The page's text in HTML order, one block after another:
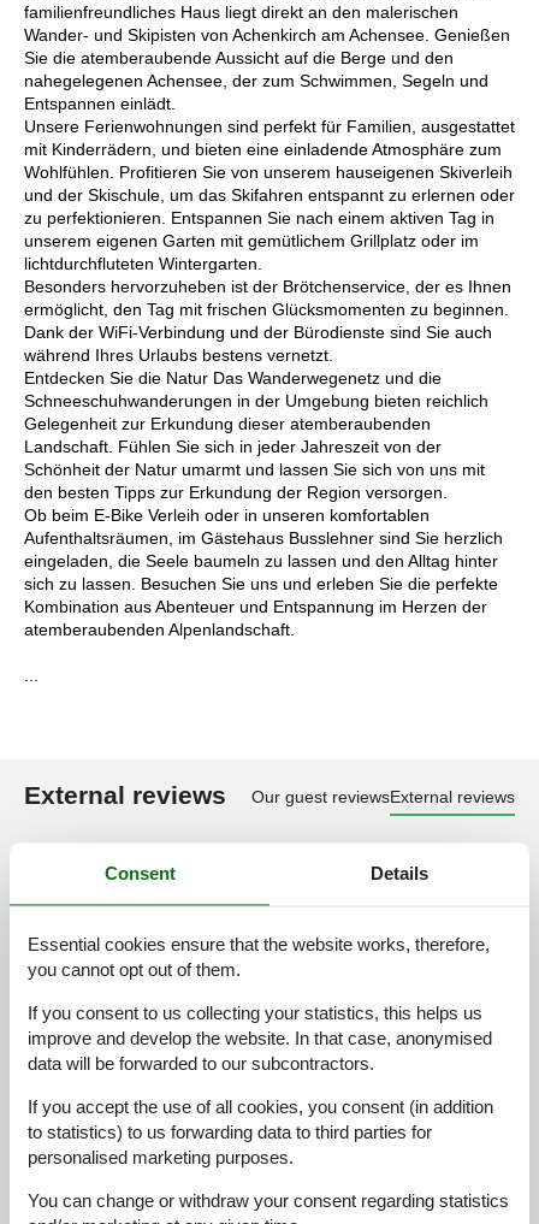
familienfreundliches Haus liegt direkt an den malerischen
Wander- und Skipisten von Achenkirch am Achensee. Genießen
Sie die atemberaubende Aussicht auf die Berge und den
nahegelegenen Achensee, der zum Schwimmen, Segeln und
Entspannen einlädt.
Unsere Ferienwohnungen sind perfekt für Familien, ausgestattet
mit Kinderrädern, und bieten eine einladende Atmosphäre zum
Wohlfühlen. Profitieren Sie von unserem hauseigenen Skiverleih
und der Skischule, um das Skifahren entspannt zu erlernen oder
zu perfektionieren. Entspannen Sie nach einem aktiven Tag in
unserem eigenen Garten mit gemütlichem Grillplatz oder im
lichtdurchfluteten Wintergarten.
Besonders hervorzuheben ist der Brötchenservice, der es Ihnen
ermöglicht, den Tag mit frischen Glücksmomenten zu beginnen.
Dank der WiFi-Verbindung und der Bürodienste sind Sie auch
während Ihres Urlaubs bestens vernetzt.
Entdecken Sie die Natur Das Wanderwegenetz und die
Schneeschuhwanderungen in der Umgebung bieten reichlich
Gelegenheit zur Erkundung dieser atemberaubenden
Landschaft. Fühlen Sie sich in jeder Jahreszeit von der
Schönheit der Natur umarmt und lassen Sie sich von uns mit
den besten Tipps zur Erkundung der Region versorgen.
Ob beim E-Bike Verleih oder in unseren komfortablen
Aufenthaltsräumen, im Gästehaus Busslehner sind Sie herzlich
eingeladen, die Seele baumeln zu lassen und den Alltag hinter
sich zu lassen. Besuchen Sie uns und erleben Sie die perfekte
Kombination aus Abenteuer und Entspannung im Herzen der
atemberaubenden Alpenlandschaft.
External reviews Our guest reviewsExternal reviews
4,9
Facilities:
Comfort:
Friendliness:
Overall:
Room:
Consent Details
Essential cookies ensure that the website works, therefore,
you cannot opt out of them.
If you consent to us collecting your statistics, this helps us
improve and develop the website. In that case, anonymised
data will be forwarded to our subcontractors.
If you accept the use of all cookies, you consent (in addition
to statistics) to us forwarding data to third parties for
personalised marketing purposes.
You can change or withdraw your consent regarding statistics